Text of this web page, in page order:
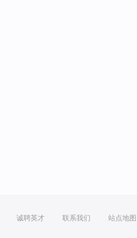
诚聘英才 联系我们 站点地图